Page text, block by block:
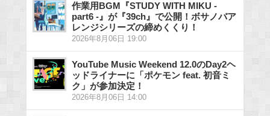
作業用BGM『STUDY WITH MIKU -
part6 -』が『39ch』で公開！ボサノバア
レンジシリーズの締めくくり！
2026年8月06日 19:00
YouTube Music Weekend 12.0のDay2ヘ
ッドライナーに「ポケモン feat. 初音ミ
ク」が参加決定！
2026年8月06日 14:00